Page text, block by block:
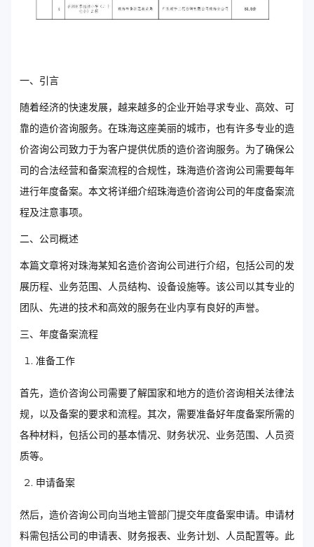
一、引言
随着经济的快速发展，越来越多的企业开始寻求专业、高效、可
靠的造价咨询服务。在珠海这座美丽的城市，也有许多专业的造
价咨询公司致力于为客户提供优质的造价咨询服务。为了确保公
司的合法经营和备案流程的合规性，珠海造价咨询公司需要每年
进行年度备案。本文将详细介绍珠海造价咨询公司的年度备案流
程及注意事项。
二、公司概述
本篇文章将对珠海某知名造价咨询公司进行介绍，包括公司的发
展历程、业务范围、人员结构、设备设施等。该公司以其专业的
团队、先进的技术和高效的服务在业内享有良好的声誉。
三、年度备案流程
准备工作
首先，造价咨询公司需要了解国家和地方的造价咨询相关法律法
规，以及备案的要求和流程。其次，需要准备好年度备案所需的
各种材料，包括公司的基本情况、财务状况、业务范围、人员资
质等。
申请备案
然后，造价咨询公司向当地主管部门提交年度备案申请。申请材
料需包括公司的申请表、财务报表、业务计划、人员配置等。此